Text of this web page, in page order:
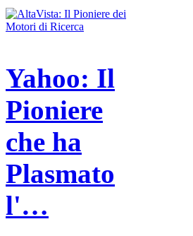
Yahoo: Il
Pioniere
che ha
Plasmato
l'…